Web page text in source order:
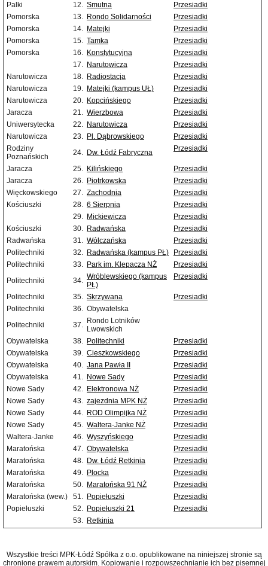
Palki
12. Smutna
Przesiadki
Pomorska
13. Rondo Solidarności
Przesiadki
Pomorska
14. Matejki
Przesiadki
Pomorska
15. Tamka
Przesiadki
Pomorska
16. Konstytucyjna
Przesiadki
17. Narutowicza
Przesiadki
Narutowicza
18. Radiostacja
Przesiadki
Narutowicza
19. Matejki (kampus UŁ)
Przesiadki
Narutowicza
20. Kopcińskiego
Przesiadki
Jaracza
21. Wierzbowa
Przesiadki
Uniwersytecka
22. Narutowicza
Przesiadki
Narutowicza
23. Pl. Dąbrowskiego
Przesiadki
Rodziny
Poznańskich
24. Dw. Łódź Fabryczna Przesiadki
Jaracza 25. Kilińskiego
Przesiadki
Jaracza
26. Piotrkowska
Przesiadki
Więckowskiego
27. Zachodnia
Przesiadki
Kościuszki
28. 6 Sierpnia
Przesiadki
29. Mickiewicza
Przesiadki
Kościuszki
30. Radwańska
Przesiadki
Radwańska
31. Wólczańska
Przesiadki
Politechniki
32. Radwańska (kampus PŁ)
Przesiadki
Politechniki
33. Park im. Klepacza NŻ
Przesiadki
Politechniki
34. Wróblewskiego (kampus
PŁ)
Przesiadki
Politechniki 35. Skrzywana
Przesiadki
Politechniki
36. Obywatelska
Politechniki
37. Rondo Lotników
Lwowskich
Obywatelska
38. Politechniki
Przesiadki
Obywatelska
39. Cieszkowskiego
Przesiadki
Obywatelska
40. Jana Pawła II
Przesiadki
Obywatelska
41. Nowe Sady
Przesiadki
Nowe Sady
42. Elektronowa NŻ
Przesiadki
Nowe Sady
43. zajezdnia MPK NŻ
Przesiadki
Nowe Sady
44. ROD Olimpijka NŻ
Przesiadki
Nowe Sady
45. Waltera-Janke NŻ
Przesiadki
Waltera-Janke
46. Wyszyńskiego
Przesiadki
Maratońska
47. Obywatelska
Przesiadki
Maratońska
48. Dw. Łódź Retkinia
Przesiadki
Maratońska
49. Plocka
Przesiadki
Maratońska
50. Maratońska 91 NŻ
Przesiadki
Maratońska (wew.)
51. Popiełuszki
Przesiadki
Popiełuszki
52. Popiełuszki 21
Przesiadki
53. Retkinia
Wszystkie treści MPK-Łódź Spółka z o.o. opublikowane na niniejszej stronie są
chronione prawem autorskim. Kopiowanie i rozpowszechnianie ich bez pisemnej